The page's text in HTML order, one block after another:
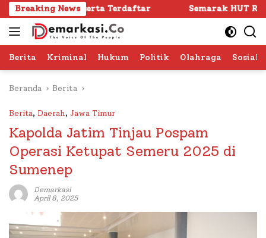
Langsung
ke
konten
Breaking News
Peserta Terdaftar Semarak HUT RI ke -81 di
Berita Kriminal Hukum Politik Olahraga Sosial
Beranda Berita
Berita, Daerah, Jawa Timur
Kapolda Jatim Tinjau Pospam
Operasi Ketupat Semeru 2025 di
Sumenep
Demarkasi
April 8, 2025